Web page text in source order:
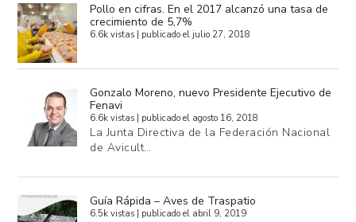
Pollo en cifras. En el 2017 alcanzó una tasa de
crecimiento de 5,7%
6.6k vistas | publicado el julio 27, 2018
Gonzalo Moreno, nuevo Presidente Ejecutivo de
Fenavi
6.6k vistas | publicado el agosto 16, 2018
La Junta Directiva de la Federación Nacional
de Avicult…
Guía Rápida – Aves de Traspatio
6.5k vistas | publicado el abril 9, 2019